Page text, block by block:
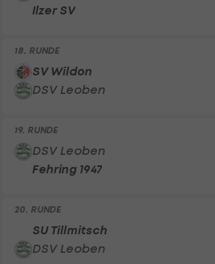
Ilzer SV
18. RUNDE
SV Wildon
DSV Leoben
19. RUNDE
DSV Leoben
Fehring 1947
20. RUNDE
SU Tillmitsch
DSV Leoben